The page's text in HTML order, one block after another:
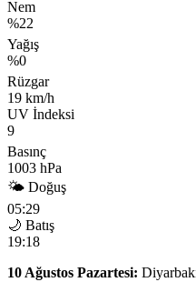
Nem
%22
Yağış
%0
Rüzgar
19 km/h
UV İndeksi
9
Basınç
1003 hPa
🌤 Doğuş
05:29
🌙 Batış
19:18
10 Ağustos Pazartesi: